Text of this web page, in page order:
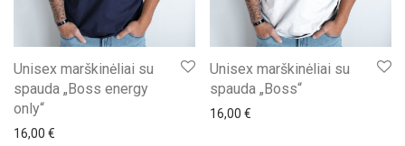
Unisex marškinėliai su
spauda „Boss energy
only“
16,00 €
Unisex marškinėliai su
spauda „Boss“
16,00 €